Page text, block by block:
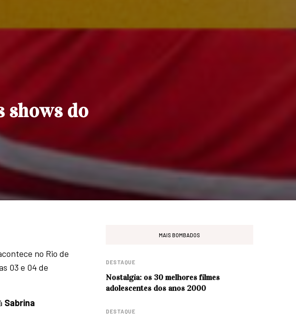
shows do
no Rio de
03 e 04 de
Sabrina
MAIS BOMBADOS
DESTAQUE
Nostalgia: os 30 melhores filmes
adolescentes dos anos 2000
DESTAQUE